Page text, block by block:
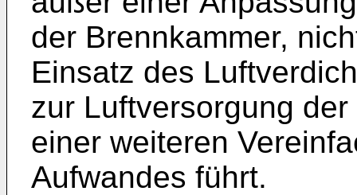
der Brennkammer,
Einsatz des
zur Luftversorgung
einer weiteren
Aufwandes führt.